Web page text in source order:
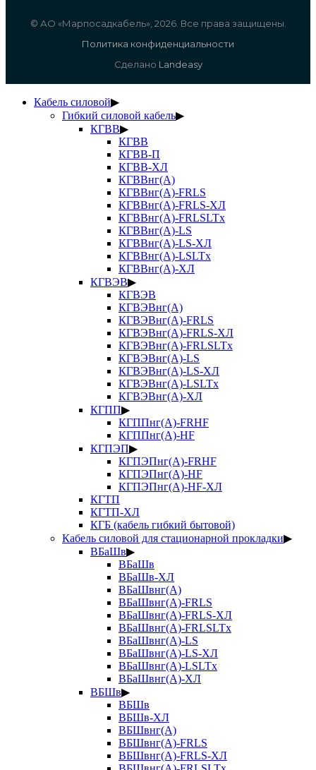
© АО «Марпосадкабель», 2026. Все права защищены.
Политика конфиденциальности
Сделано Landeasy
Кабель силовой▶
Гибкий силовой кабель▶
КГВВ▶
КГВВ
КГВВ-П
КГВВ-ХЛ
КГВВнг(А)
КГВВнг(А)-FRLS
КГВВнг(А)-FRLS-ХЛ
КГВВнг(А)-FRLSLTx
КГВВнг(А)-LS
КГВВнг(А)-LS-ХЛ
КГВВнг(А)-LSLTx
КГВВнг(А)-ХЛ
КГВЭВ▶
КГВЭВ
КГВЭВнг(А)
КГВЭВнг(А)-FRLS
КГВЭВнг(А)-FRLS-ХЛ
КГВЭВнг(А)-FRLSLTx
КГВЭВнг(А)-LS
КГВЭВнг(А)-LS-ХЛ
КГВЭВнг(А)-LSLTx
КГВЭВнг(А)-ХЛ
КГПП▶
КГППнг(А)-FRHF
КГППнг(А)-HF
КГПЭП▶
КГПЭПнг(А)-FRHF
КГПЭПнг(А)-HF
КГПЭПнг(А)-HF-ХЛ
КГТП
КГТП-ХЛ
КГБ (кабель гибкий бытовой)
Кабель силовой для стационарной прокладки▶
ВБаШв▶
ВБаШв
ВБаШв-ХЛ
ВБаШвнг(А)
ВБаШвнг(А)-FRLS
ВБаШвнг(А)-FRLS-ХЛ
ВБаШвнг(А)-FRLSLTx
ВБаШвнг(А)-LS
ВБаШвнг(А)-LS-ХЛ
ВБаШвнг(А)-LSLTx
ВБаШвнг(А)-ХЛ
ВБШв▶
ВБШв
ВБШв-ХЛ
ВБШвнг(А)
ВБШвнг(А)-FRLS
ВБШвнг(А)-FRLS-ХЛ